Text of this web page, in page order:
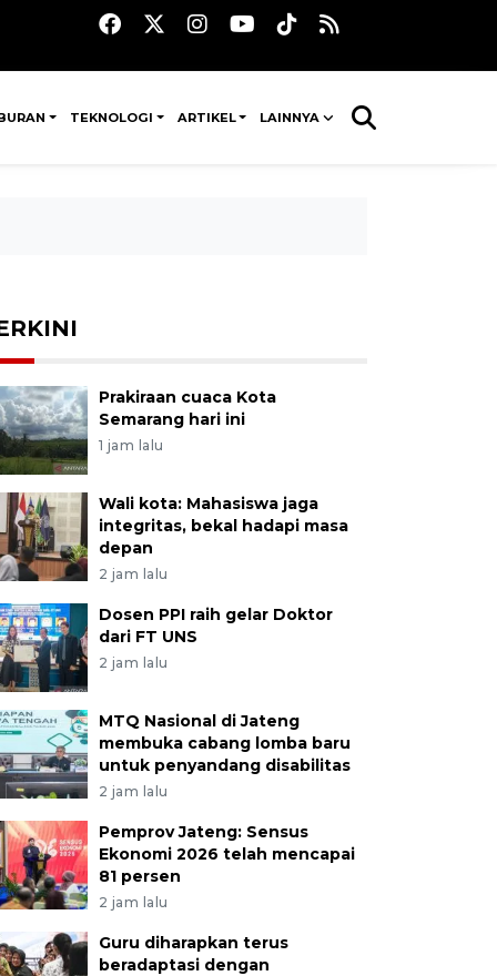
TEKNOLOGI ARTIKEL LAINNYA
Prakiraan cuaca Kota
Semarang hari ini
1 jam lalu
Wali kota: Mahasiswa jaga
integritas, bekal hadapi masa
depan
2 jam lalu
Dosen PPI raih gelar Doktor
dari FT UNS
2 jam lalu
MTQ Nasional di Jateng
membuka cabang lomba baru
untuk penyandang disabilitas
2 jam lalu
Pemprov Jateng: Sensus
Ekonomi 2026 telah mencapai
81 persen
2 jam lalu
Guru diharapkan terus
beradaptasi dengan